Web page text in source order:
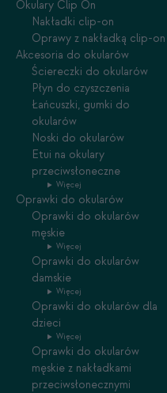
Okulary Clip On
Nakładki clip-on
Oprawy z nakładką clip-on
Akcesoria do okularów
Ściereczki do okularów
Płyn do czyszczenia
Łańcuszki, gumki do
okularów
Noski do okularów
Etui na okulary
przeciwsłoneczne
Więcej
Oprawki do okularów
Oprawki do okularów
męskie
Więcej
Oprawki do okularów
damskie
Więcej
Oprawki do okularów dla
dzieci
Więcej
Oprawki do okularów
męskie z nakładkami
przeciwsłonecznymi